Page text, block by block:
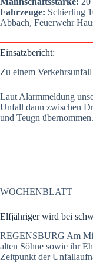
Fahr­zeu­ge: Schier­ling
Abbach, Feu­er­wehr
Ein­satz­be­richt:
Zu einem
Laut Alarm­mel­dung
Unfall dann zwi­schen
und Teugn über­nom­men.
WOCHENBLATT
Elf­jäh­ri­ger wird bei
REGENSBURG Am
alten Söh­ne sowie ihr
Zeit­punkt der